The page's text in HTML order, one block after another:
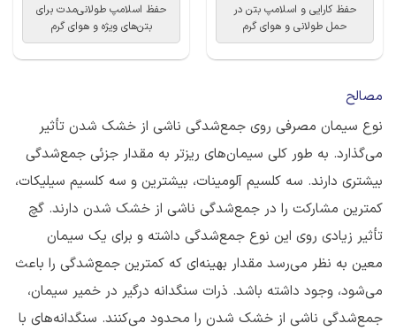
حفظ کارایی و اسلامپ بتن در
حمل طولانی و هوای گرم
حفظ اسلامپ طولانی‌مدت برای
بتن‌های ویژه و هوای گرم
مصالح
نوع سیمان مصرفی روی جمع‌شدگی ناشی از خشک شدن تأثیر
می‌گذارد. به طور کلی سیمان‌های ریزتر به مقدار جزئی جمع‌شدگی
بیشتری دارند. سه کلسیم آلومینات، بیشترین و سه کلسیم سیلیکات،
کمترین مشارکت را در جمع‌شدگی ناشی از خشک شدن دارند. گچ
تأثیر زیادی روی این نوع جمع‌شدگی داشته و برای یک سیمان
معین به نظر می‌رسد مقدار بهینه‌ای که کمترین جمع‌شدگی را باعث
می‌شود، وجود داشته باشد. ذرات سنگدانه درگیر در خمیر سیمان،
جمع‌شدگی ناشی از خشک شدن را محدود می‌کنند. سنگدانه‌های با